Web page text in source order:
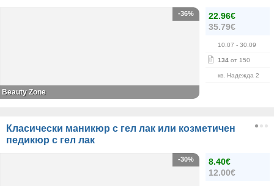
22.96€
35.79€
10.07 - 30.09
134 от 150
кв. Надежда 2
-36%
Beauty Zone
Класически маникюр с гел лак или козметичен
педикюр с гел лак
8.40€
12.00€
-30%